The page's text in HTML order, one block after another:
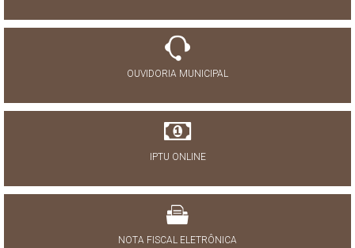
OUVIDORIA MUNICIPAL
IPTU ONLINE
NOTA FISCAL ELETRÔNICA